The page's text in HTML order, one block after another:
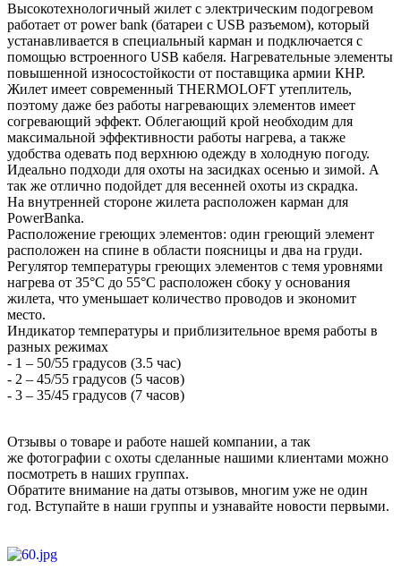
Высокотехнологичный жилет с электрическим подогревом
работает от power bank (батареи с USB разъемом), который
устанавливается в специальный карман и подключается с
помощью встроенного USB кабеля. Нагревательные элементы
повышенной износостойкости от поставщика армии КНР.
Жилет имеет современный THERMOLOFT утеплитель,
поэтому даже без работы нагревающих элементов имеет
согревающий эффект. Облегающий крой необходим для
максимальной эффективности работы нагрева, а также
удобства одевать под верхнюю одежду в холодную погоду.
Идеально подходи для охоты на засидках осенью и зимой. А
так же отлично подойдет для весенней охоты из скрадка.
На внутренней стороне жилета расположен карман для
PowerBanka.
Расположение греющих элементов: один греющий элемент
расположен на спине в области поясницы и два на груди.
Регулятор температуры греющих элементов с темя уровнями
нагрева от 35°C до 55°C расположен сбоку у основания
жилета, что уменьшает количество проводов и экономит
место.
Индикатор температуры и приблизительное время работы в
разных режимах
- 1 – 50/55 градусов (3.5 час)
- 2 – 45/55 градусов (5 часов)
- 3 – 35/45 градусов (7 часов)
Отзывы о товаре и работе нашей компании, а так
же фотографии с охоты сделанные нашими клиентами можно
посмотреть в наших группах.
Обратите внимание на даты отзывов, многим уже не один
год. Вступайте в наши группы и узнавайте новости первыми.